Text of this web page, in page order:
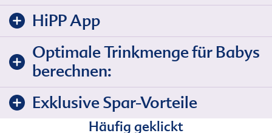
HiPP App
Optimale Trinkmenge für Babys
berechnen:
Exklusive Spar-Vorteile
Häufig geklickt